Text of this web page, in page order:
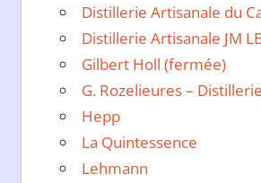
Distillerie Artisanale du
Distillerie Artisanale JM
Gilbert Holl (fermée)
G. Rozelieures –
Hepp
La Quintessence
Lehmann